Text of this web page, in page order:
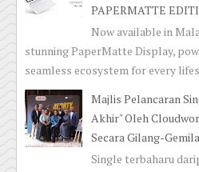
PAPERMATTE
Now available in
stunning PaperMatte Display,
seamless ecosystem for every
Majlis Pelancaran
Akhir" Oleh
Secara Gilang-
Single terbaharu